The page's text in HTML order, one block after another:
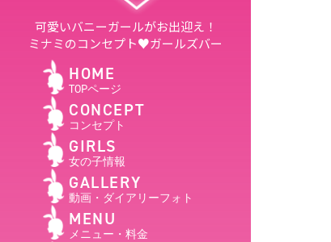
可愛いバニーガールがお出迎え！
ミナミのコンセプト♥ガールズバー
HOME
TOPページ
CONCEPT
コンセプト
GIRLS
女の子情報
GALLERY
動画・ダイアリーフォト
MENU
メニュー・料金